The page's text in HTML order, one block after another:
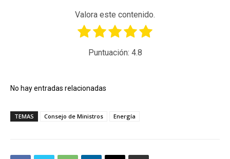
Valora este contenido.
Puntuación: 4.8
No hay entradas relacionadas
TEMAS Consejo de Ministros Energía